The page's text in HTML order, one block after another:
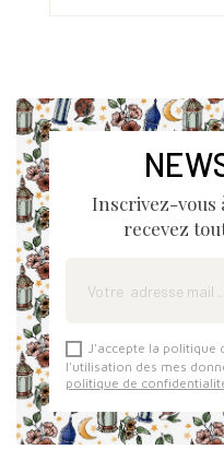
Inscrivez-vous
recevez
J'accepte la politique
l'utilisation des mes
politique de